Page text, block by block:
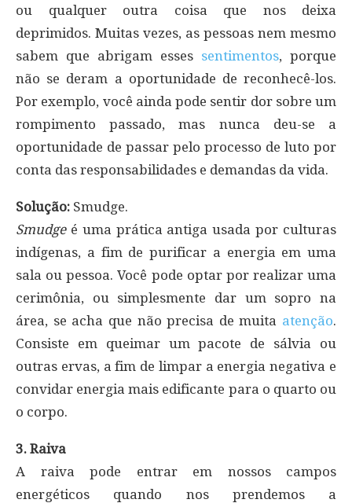
ou qualquer outra coisa que nos deixa
deprimidos. Muitas vezes, as pessoas nem mesmo
sabem que abrigam esses sentimentos, porque
não se deram a oportunidade de reconhecê-los.
Por exemplo, você ainda pode sentir dor sobre um
rompimento passado, mas nunca deu-se a
oportunidade de passar pelo processo de luto por
conta das responsabilidades e demandas da vida.
Solução: Smudge.
Smudgeé uma prática antiga usada por culturas
indígenas, a fim de purificar a energia em uma
sala ou pessoa. Você pode optar por realizar uma
cerimônia, ou simplesmente dar um sopro na
área, se acha que não precisa de muita atenção.
Consiste em queimar um pacote de sálvia ou
outras ervas, a fim de limpar a energia negativa e
convidar energia mais edificante para o quarto ou
o corpo.
3. Raiva
A raiva pode entrar em nossos campos
energéticos quando nos prendemos a